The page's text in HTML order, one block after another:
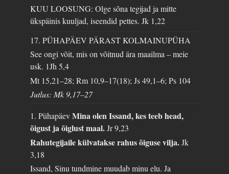
KUU LOOSUNG: Olge sõna tegijad ja mitte
ükspäinis kuuljad, iseendid pettes.Jk 1,22
17. PÜHAPÄEV PÄRAST KOLMAINUPÜHA
See ongi võit, mis on võitnud ära maailma – meie
usk. 1Jh 5,4
Mt 15,21–28; Rm 10,9–17(18); Js 49,1–6; Ps 104
Jutlus: Mk 9,17–27
1. PühapäevMina olen Issand, kes teeb head,
õigust ja õiglust maal.Jr 9,23
Rahutegijaile külvatakse rahus õiguse vilja.Jk
3,18
Issand, Sinu tundmine muudab minu elu. Ja